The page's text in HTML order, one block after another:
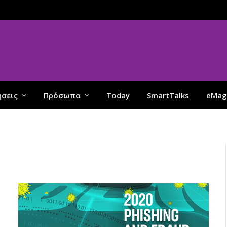
Πρόσωπα Today SmartTalks